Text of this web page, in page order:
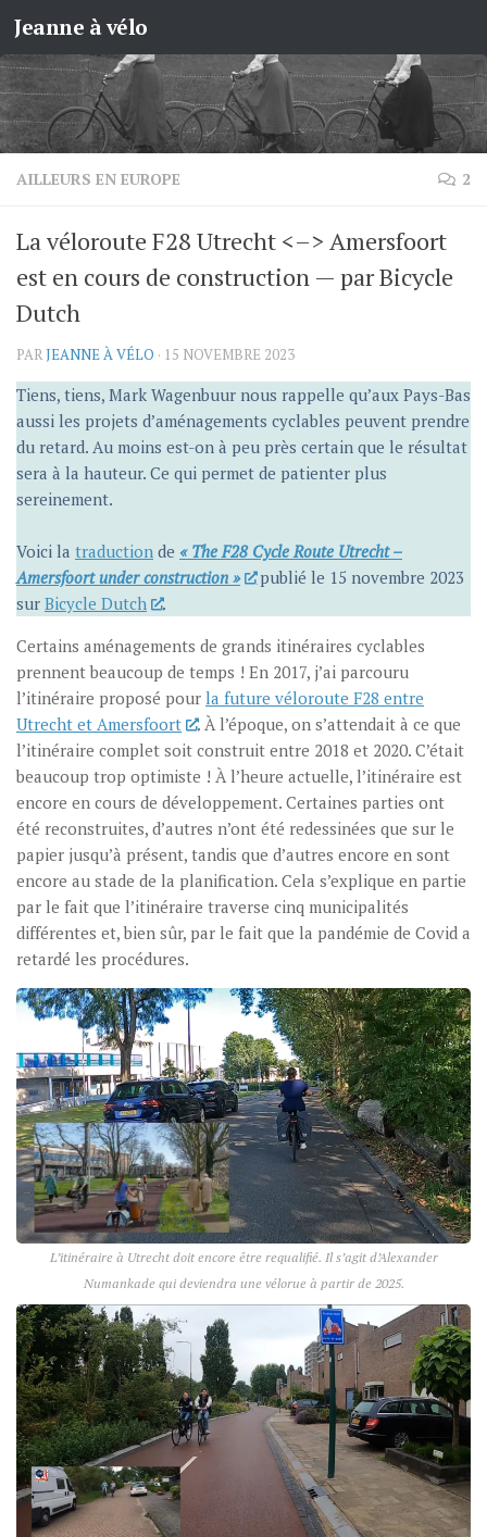
Skip to content
Jeanne à vélo
AILLEURS EN EUROPE 2
La véloroute F28 Utrecht <–> Amersfoort
est en cours de construction — par Bicycle
Dutch
PARJEANNE À VÉLO · 15 NOVEMBRE 2023
Tiens, tiens, Mark Wagenbuur nous rappelle qu’aux Pays-Bas
aussi les projets d’aménagements cyclables peuvent prendre
du retard. Au moins est-on à peu près certain que le résultat
sera à la hauteur. Ce qui permet de patienter plus
sereinement.
Voici la traduction de « The F28 Cycle Route Utrecht –
Amersfoort under construction »
publié le 15 novembre 2023
sur Bicycle Dutch
.
Certains aménagements de grands itinéraires cyclables
prennent beaucoup de temps ! En 2017, j’ai parcouru
l’itinéraire proposé pour la future véloroute F28 entre
Utrecht et Amersfoort
. À l’époque, on s’attendait à ce que
l’itinéraire complet soit construit entre 2018 et 2020. C’était
beaucoup trop optimiste ! À l’heure actuelle, l’itinéraire est
encore en cours de développement. Certaines parties ont
été reconstruites, d’autres n’ont été redessinées que sur le
papier jusqu’à présent, tandis que d’autres encore en sont
encore au stade de la planification. Cela s’explique en partie
par le fait que l’itinéraire traverse cinq municipalités
différentes et, bien sûr, par le fait que la pandémie de Covid a
retardé les procédures.
L’itinéraire à Utrecht doit encore être requalifié. Il s’agit d’Alexander
Numankade qui deviendra une vélorue à partir de 2025.